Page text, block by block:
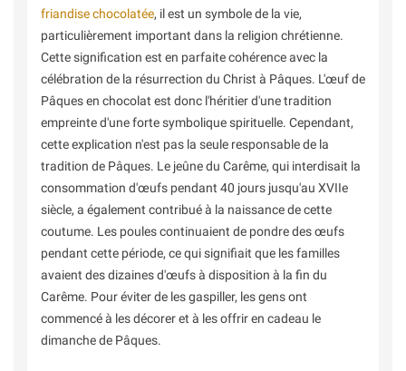
friandise chocolatée, il est un symbole de la vie,
particulièrement important dans la religion chrétienne.
Cette signification est en parfaite cohérence avec la
célébration de la résurrection du Christ à Pâques. L'œuf de
Pâques en chocolat est donc l'héritier d'une tradition
empreinte d'une forte symbolique spirituelle. Cependant,
cette explication n'est pas la seule responsable de la
tradition de Pâques. Le jeûne du Carême, qui interdisait la
consommation d'œufs pendant 40 jours jusqu'au XVIIe
siècle, a également contribué à la naissance de cette
coutume. Les poules continuaient de pondre des œufs
pendant cette période, ce qui signifiait que les familles
avaient des dizaines d'œufs à disposition à la fin du
Carême. Pour éviter de les gaspiller, les gens ont
commencé à les décorer et à les offrir en cadeau le
dimanche de Pâques.